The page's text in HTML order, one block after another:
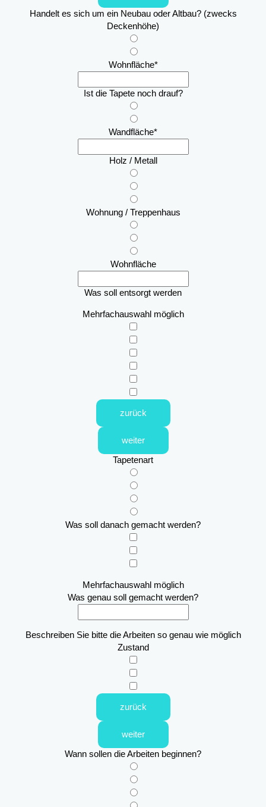
Handelt es sich um ein Neubau oder Altbau? (zwecks
Deckenhöhe)
Wohnfläche*
Ist die Tapete noch drauf?
Wandfläche*
Holz / Metall
Wohnung / Treppenhaus
Wohnfläche
Was soll entsorgt werden
Mehrfachauswahl möglich
zurück
weiter
Tapetenart
Was soll danach gemacht werden?
Mehrfachauswahl möglich
Was genau soll gemacht werden?
Beschreiben Sie bitte die Arbeiten so genau wie möglich
Zustand
zurück
weiter
Wann sollen die Arbeiten beginnen?